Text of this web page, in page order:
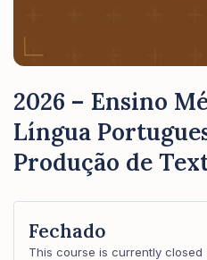
2026 – Ensino
Língua
Produção de
Fechado
This course is currently closed